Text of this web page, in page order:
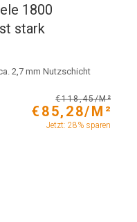
1800
stark
2,7 mm Nutzschicht
€118,45/M²
€85,28/M²
Jetzt: 28% sparen